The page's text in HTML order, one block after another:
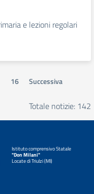
e lezioni regolari
16 Successiva
Totale notizie: 142
Istituto comprensivo Statale
"Don Milani"
Locate di Triulzi (MI)